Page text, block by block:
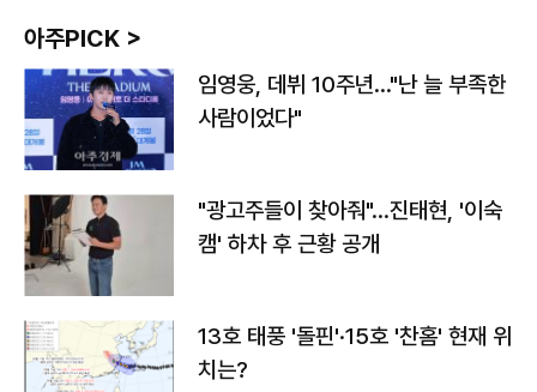
아주PICK >
임영웅, 데뷔 10주년…"난 늘 부족한
사람이었다"
"광고주들이 찾아줘"…진태현, '이숙
캠' 하차 후 근황 공개
13호 태풍 '돌핀'·15호 '찬홈' 현재 위
치는?